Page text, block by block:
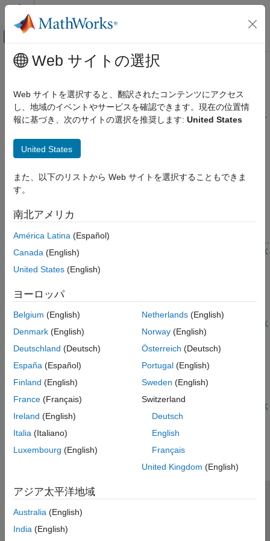
コンテンツへスキップ
オフキャンバス ナビゲーション メ
ドキュメンテーションのホーム
Simulink でサポートされているハードウェア
Arduino ハードウェア
カテゴリ
ロボティクスとモーター制御
Arduino Engineering Kit Rev 2
Dashboard
オーディオ処理
メインコンテンツ
オーディオ処理
オーディオ信号に対するエフェクトの作成と追加
オーディオ処理アルゴリズムを使用して、オーディオ信号に対す
注目の例
Add Echo to Audio File Stored in SD Card of Arduino
Hardware
Add echo to an audio file read using the SD Card File Read
block from Simulink® Support Package for Arduino® Hardware.
card, adds an echo effect to the audio, and then plays the audio
with the echo through the headphones connected to the analog
モデルを開く
Hardware
Shift the pitch of an audio file that is stored in an SD card of the
Arduino® hardware using Simulink® Support Package for
Arduino Hardware.
モデルを開く
Add Reverb to Audio File Stored in SD Card of Arduino
Hardware
Add reverb to an audio file read using the SD Card File Read
On deployment, the Simulink model reads audio from the SD
card, adds the reverb effect to the audio, and then plays the
processed audio through the headphones connected to the
analog output pin of the hardware.
モデルを開く
この情報は役に立ちましたか？
Web サイトの選択
Web サイトを選択すると、翻訳されたコンテンツにアクセス
し、地域のイベントやサービスを確認できます。現在の位置情
報に基づき、次のサイトの選択を推奨します: United States
United States
また、以下のリストから Web サイトを選択することもできま
す。
南北アメリカ
América Latina (Español)
Canada (English)
United States (English)
ヨーロッパ
Belgium (English)
Denmark (English)
Deutschland (Deutsch)
España (Español)
Finland (English)
France (Français)
Ireland (English)
Italia (Italiano)
Luxembourg (English)
Netherlands(English)
Norway(English)
Österreich (Deutsch)
Portugal(English)
Sweden (English)
Switzerland
Deutsch
English
Français
United Kingdom (English)
アジア太平洋地域
Australia (English)
India (English)
トラストセンター 商標
プライバシー ポリシー
違法コピー防止
© 1994-2026 The MathWorks, Inc.